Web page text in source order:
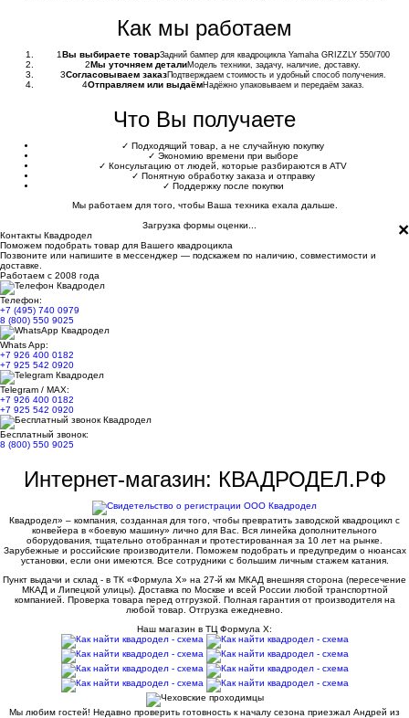
Как мы работаем
1 Вы выбираете товарЗадний бампер для квадроцикла Yamaha GRIZZLY 550/700
2 Мы уточняем деталиМодель техники, задачу, наличие, доставку.
3Согласовываем заказПодтверждаем стоимость и удобный способ получения.
4Отправляем или выдаёмНадёжно упаковываем и передаём заказ.
Что Вы получаете
✓ Подходящий товар, а не случайную покупку
✓ Экономию времени при выборе
✓ Консультацию от людей, которые разбираются в ATV
✓ Понятную обработку заказа и отправку
✓ Поддержку после покупки
Мы работаем для того, чтобы Ваша техника ехала дальше.
×
Загрузка формы оценки...
Контакты Квадродел
Поможем подобрать товар для Вашего квадроцикла
Позвоните или напишите в мессенджер — подскажем по наличию, совместимости и
доставке.
Работаем с 2008 года
Телефон:
+7 (495) 740 0979
8 (800) 550 9025
Whats App:
+7 926 400 0182
+7 925 542 0920
Telegram / MAX:
+7 926 400 0182
+7 925 542 0920
Бесплатный звонок:
8 (800) 550 9025
Интернет-магазин: КВАДРОДЕЛ.РФ
Квадродел» – компания, созданная для того, чтобы превратить заводской квадроцикл с
конвейера в «боевую машину» лично для Вас. Вся линейка дополнительного
оборудования, тщательно отобранная и протестированная за 10 лет на рынке.
Зарубежные и российские производители. Поможем подобрать и предупредим о нюансах
установки, если они имеются. Все сотрудники с большим личным стажем катания.
Пункт выдачи и склад - в ТК «Формула X» на 27-й км МКАД внешняя сторона (пересечение
МКАД и Липецкой улицы). Доставка по Москве и всей России любой транспортной
компанией. Проверка товара перед отгрузкой. Полная гарантия от производителя на
любой товар. Отгрузка ежедневно.
Наш магазин в ТЦ Формула Х:
Мы любим гостей! Недавно проверить готовность к началу сезона приезжал Андрей из